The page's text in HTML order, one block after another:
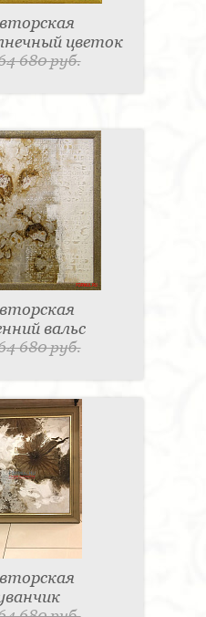
цветок
680 руб.
вальс
680 руб.